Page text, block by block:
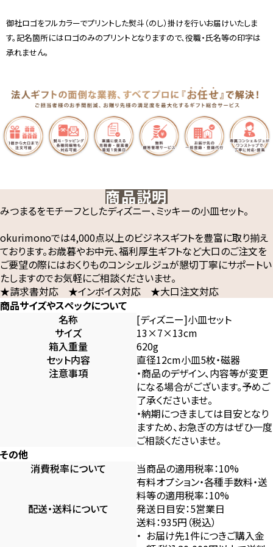
御社ロゴをフルカラーでプリントした熨斗（のし）掛けを行いお届けいたしま
す。記名箇所にはロゴのみのプリントとなりますので、役職・氏名等の印字は
承れません。
商品説明
みつまるをモチーフとしたディズニー、ミッキーの小皿セット。
okurimonoでは4,000点以上のビジネスギフトを豊富に取り揃え
ております。お歳暮やお中元、福利厚生ギフトなど大口のご注文を
ご要望の際にはおくりものコンシェルジュが懇切丁寧にサポートい
たしますのでお気軽にご相談くださいませ。
★請求書対応 ★インボイス対応 ★大口注文対応
商品サイズやスペックについて
名称
[ディズニー]小皿セット
サイズ
13×7×13cm
箱入重量
620g
セット内容
直径12cm小皿5枚・磁器
注意事項
・商品のデザイン、内容等が変更
になる場合がございます。予めご
了承くださいませ。
・納期につきましては目安となり
ますため、お急ぎの方はぜひ一度
ご相談くださいませ。
その他
消費税率について
当商品の適用税率：10%
有料オプション・各種手数料・送
料等の適用税率：10%
配送・送料について
発送日目安：5営業日
送料：935円（税込）
お届け先1件につきご購入金